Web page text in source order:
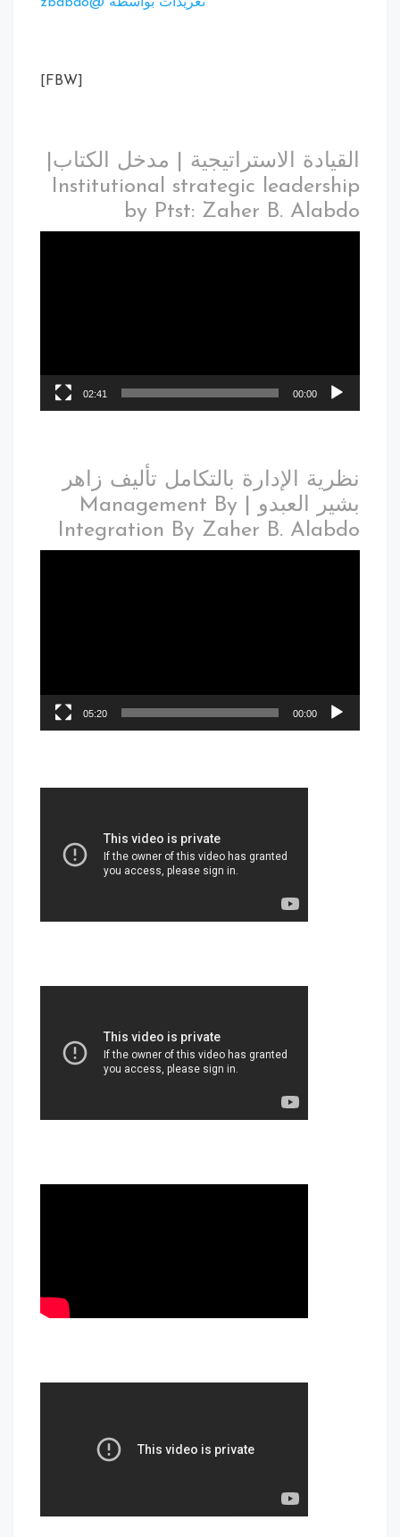
القيادة الاستراتيجية | مدخل الكتاب|
Institutional strategic leadership
by Ptst: Zaher B. Alabdo
00:00
02:41
نظرية الإدارة بالتكامل تأليف زاهر
بشير العبدو | Management By
Integration By Zaher B. Alabdo
00:00
05:20